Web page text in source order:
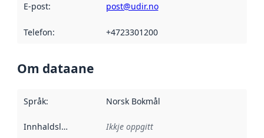
E-post: post@udir.no
Telefon: +4723301200
Om dataane
Språk: Norsk Bokmål
Innhaldsleverandørar :
Ikkje oppgitt